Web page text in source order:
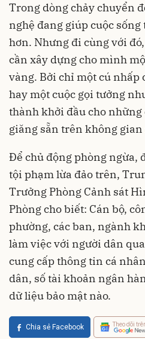
Trong dòng chảy chuyển
nghệ đang giúp cuộc
hơn. Nhưng đi cùng với
cần xây dựng cho mình
vàng. Bởi chỉ một cú nhấp
hay một cuộc gọi tưởng
thành khởi đầu cho những
giăng sẵn trên không gian
Để chủ động phòng ngừa,
tội phạm lừa đảo trên,
Trưởng Phòng Cảnh sát
Phòng cho biết: Cán bộ,
phường, các ban, ngành
làm việc với người dân
cung cấp thông tin cá
dân, số tài khoản ngân
dữ liệu bảo mật nào.
Chia sẻ Facebook Theo dõi